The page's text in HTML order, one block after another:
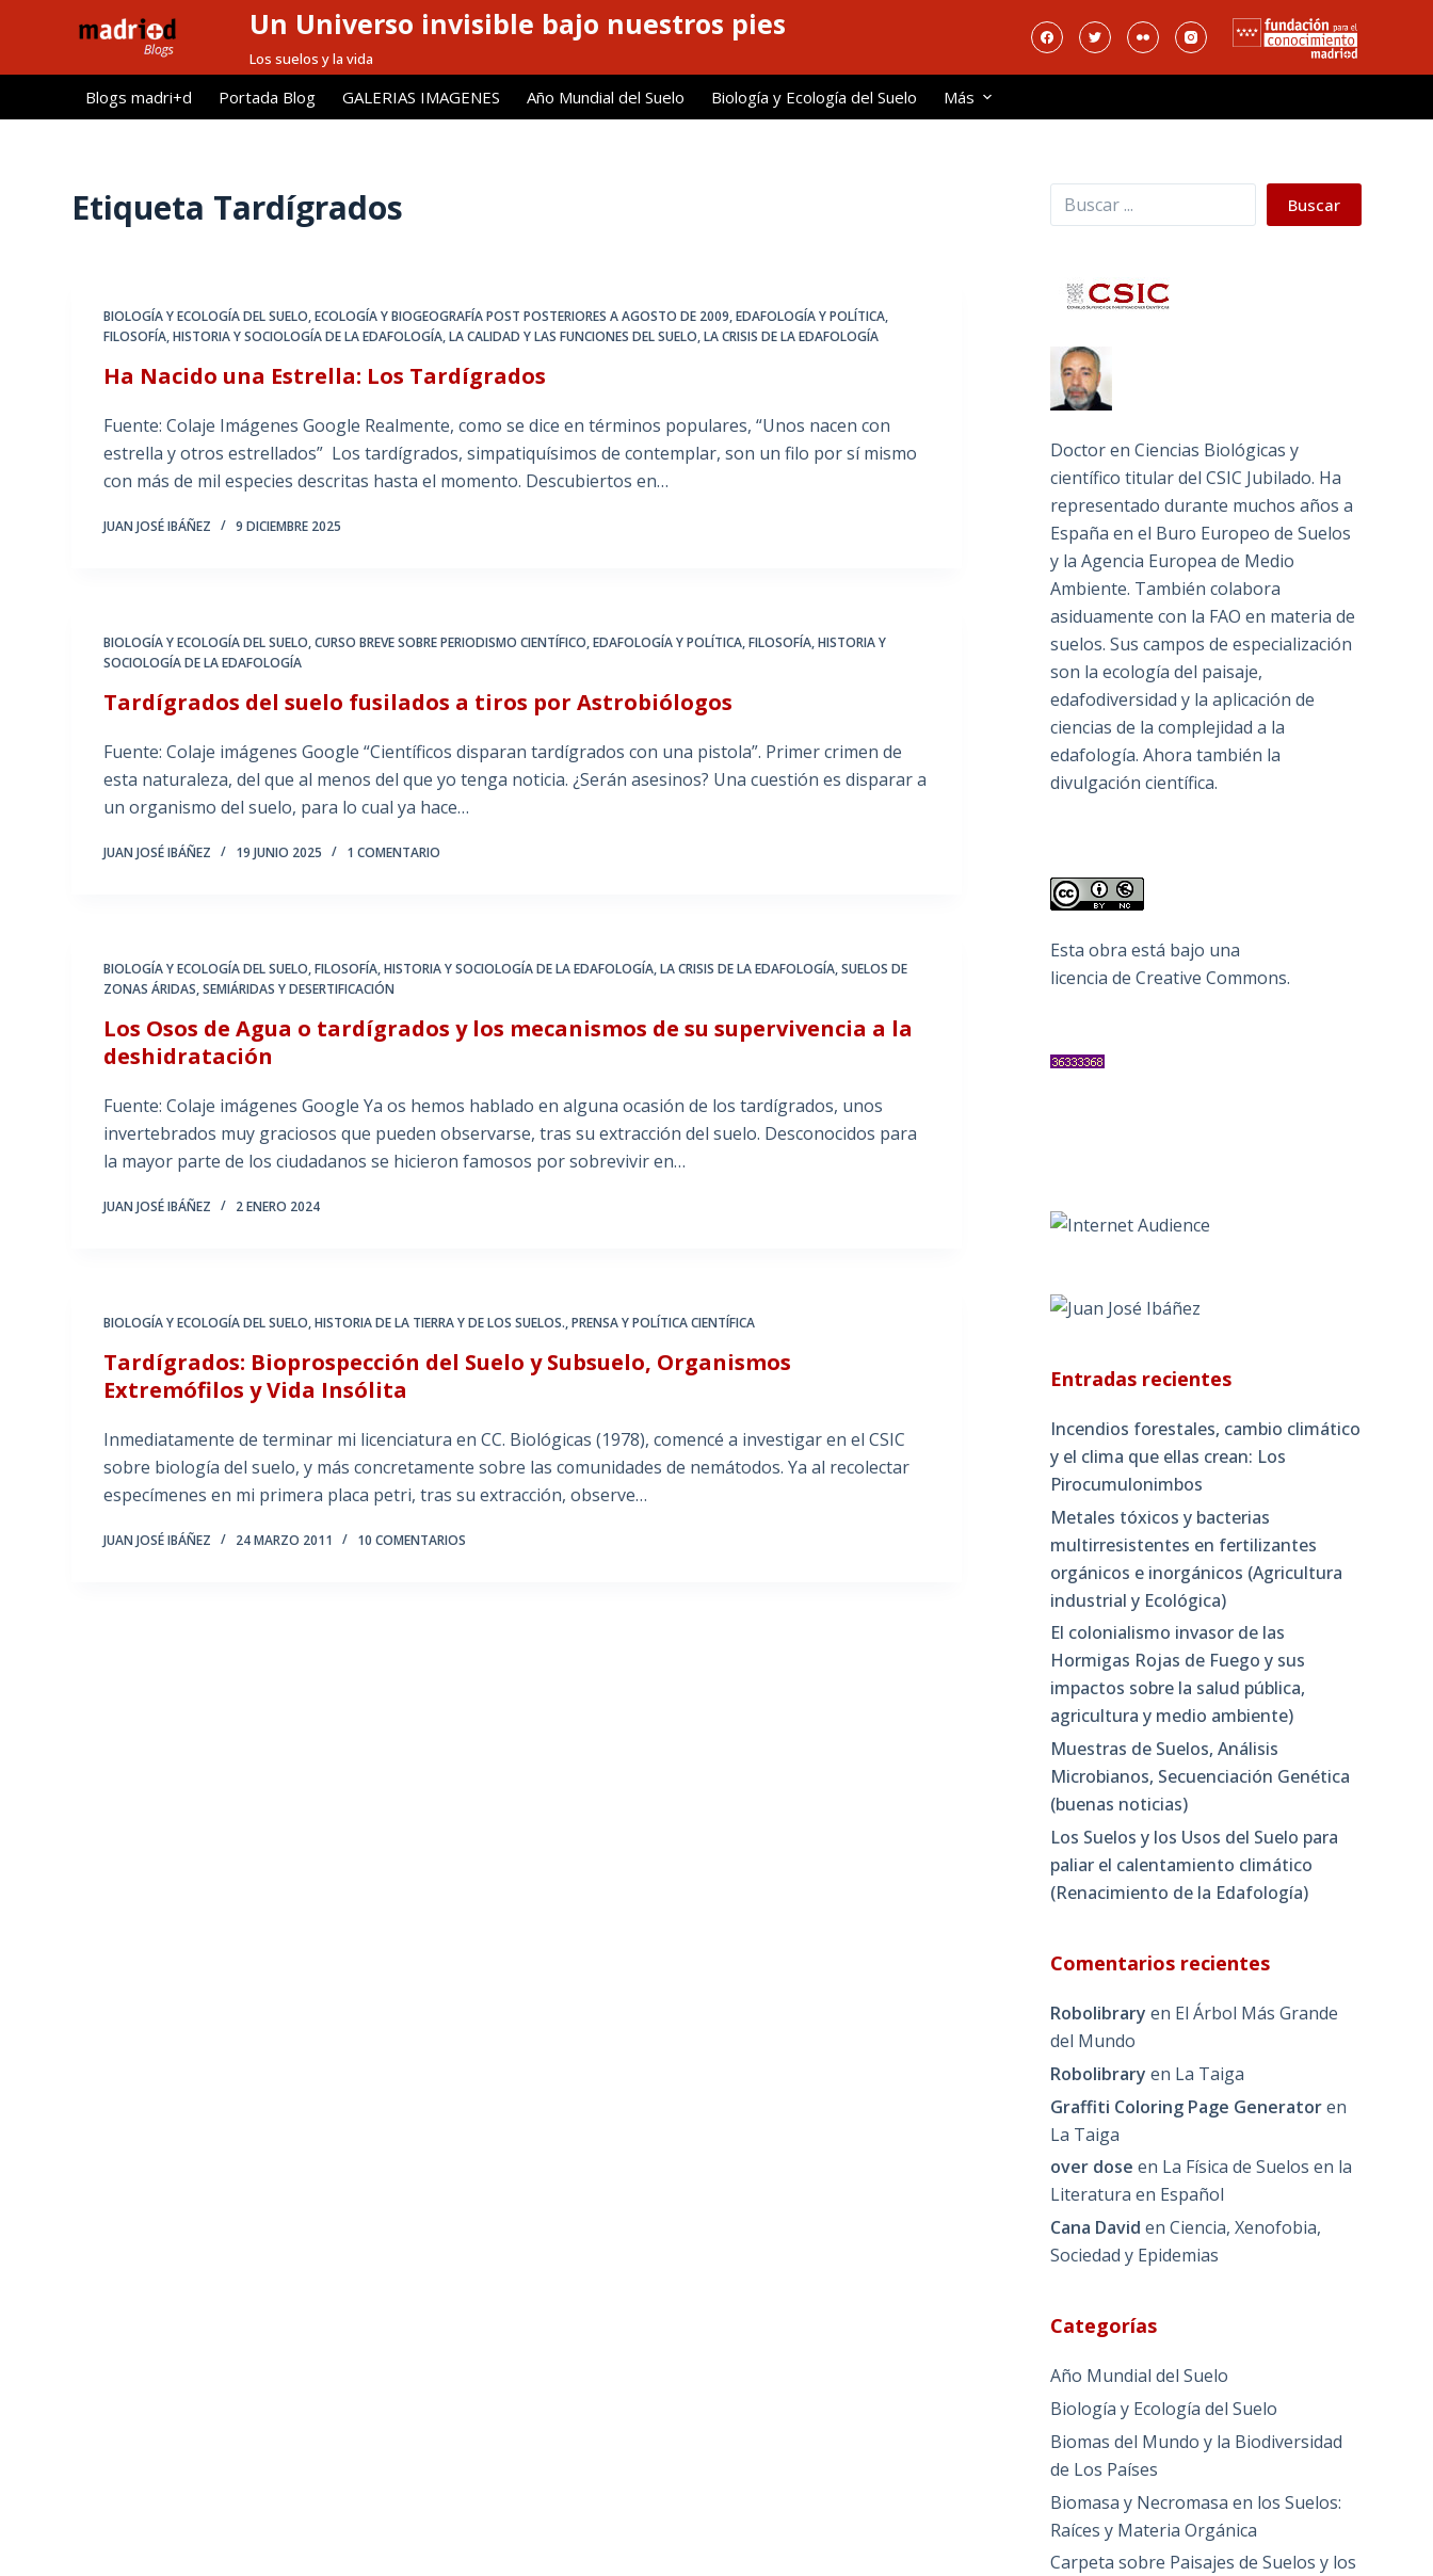
l
Un Universo invisible bajo nuestros pies
Los suelos y la vida
Blogs madri+d Portada Blog GALERIAS IMAGENES Año Mundial del Suelo Biología y Ecología del Suelo Más
Etiqueta Tardígrados
BIOLOGÍA Y ECOLOGÍA DEL SUELO,ECOLOGÍA Y BIOGEOGRAFÍA POST POSTERIORES A AGOSTO DE 2009,EDAFOLOGÍA Y POLÍTICA,
FILOSOFÍA, HISTORIA Y SOCIOLOGÍA DE LA EDAFOLOGÍA,LA CALIDAD Y LAS FUNCIONES DEL SUELO,LA CRISIS DE LA EDAFOLOGÍA
Ha Nacido una Estrella: Los Tardígrados
Fuente: Colaje Imágenes Google Realmente, como se dice en términos populares, “Unos nacen con
estrella y otros estrellados” Los tardígrados, simpatiquísimos de contemplar, son un filo por sí mismo
con más de mil especies descritas hasta el momento. Descubiertos en…
JUAN JOSÉ IBÁÑEZ 9 DICIEMBRE 2025
BIOLOGÍA Y ECOLOGÍA DEL SUELO,CURSO BREVE SOBRE PERIODISMO CIENTÍFICO,EDAFOLOGÍA Y POLÍTICA,FILOSOFÍA, HISTORIA Y
SOCIOLOGÍA DE LA EDAFOLOGÍA
Tardígrados del suelo fusilados a tiros por Astrobiólogos
Fuente: Colaje imágenes Google “Científicos disparan tardígrados con una pistola”. Primer crimen de
esta naturaleza, del que al menos del que yo tenga noticia. ¿Serán asesinos? Una cuestión es disparar a
un organismo del suelo, para lo cual ya hace…
JUAN JOSÉ IBÁÑEZ 19 JUNIO 2025 1 COMENTARIO
BIOLOGÍA Y ECOLOGÍA DEL SUELO,FILOSOFÍA, HISTORIA Y SOCIOLOGÍA DE LA EDAFOLOGÍA,LA CRISIS DE LA EDAFOLOGÍA,SUELOS DE
ZONAS ÁRIDAS, SEMIÁRIDAS Y DESERTIFICACIÓN
Los Osos de Agua o tardígrados y los mecanismos de su supervivencia a la
deshidratación
Fuente: Colaje imágenes Google Ya os hemos hablado en alguna ocasión de los tardígrados, unos
invertebrados muy graciosos que pueden observarse, tras su extracción del suelo. Desconocidos para
la mayor parte de los ciudadanos se hicieron famosos por sobrevivir en…
JUAN JOSÉ IBÁÑEZ 2 ENERO 2024
BIOLOGÍA Y ECOLOGÍA DEL SUELO,HISTORIA DE LA TIERRA Y DE LOS SUELOS.,PRENSA Y POLÍTICA CIENTÍFICA
Tardígrados: Bioprospección del Suelo y Subsuelo, Organismos
Extremófilos y Vida Insólita
Inmediatamente de terminar mi licenciatura en CC. Biológicas (1978), comencé a investigar en el CSIC
sobre biología del suelo, y más concretamente sobre las comunidades de nemátodos. Ya al recolectar
especímenes en mi primera placa petri, tras su extracción, observe…
JUAN JOSÉ IBÁÑEZ 24 MARZO 2011 10 COMENTARIOS
Buscar Buscar
Doctor en Ciencias Biológicas y
científico titular del CSIC Jubilado. Ha
representado durante muchos años a
España en el Buro Europeo de Suelos
y la Agencia Europea de Medio
Ambiente. También colabora
asiduamente con la FAO en materia de
suelos. Sus campos de especialización
son la ecología del paisaje,
edafodiversidad y la aplicación de
ciencias de la complejidad a la
edafología. Ahora también la
divulgación científica.
Esta obra está bajo una
licencia de Creative Commons.
Entradas recientes
Incendios forestales, cambio climático
y el clima que ellas crean: Los
Pirocumulonimbos
Metales tóxicos y bacterias
multirresistentes en fertilizantes
orgánicos e inorgánicos (Agricultura
industrial y Ecológica)
El colonialismo invasor de las
Hormigas Rojas de Fuego y sus
impactos sobre la salud pública,
agricultura y medio ambiente)
Muestras de Suelos, Análisis
Microbianos, Secuenciación Genética
(buenas noticias)
Los Suelos y los Usos del Suelo para
paliar el calentamiento climático
(Renacimiento de la Edafología)
Comentarios recientes
Robolibrary en El Árbol Más Grande
del Mundo
Robolibrary en La Taiga
Graffiti Coloring Page Generatoren
La Taiga
over dose en La Física de Suelos en la
Literatura en Español
Cana David enCiencia, Xenofobia,
Sociedad y Epidemias
Categorías
Año Mundial del Suelo
Biología y Ecología del Suelo
Biomas del Mundo y la Biodiversidad
de Los Países
Biomasa y Necromasa en los Suelos:
Raíces y Materia Orgánica
Carpeta sobre Paisajes de Suelos y los